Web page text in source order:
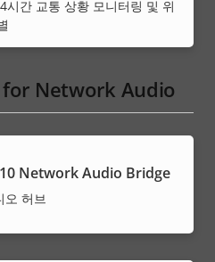
시간 교통 상황 모니터링 및 위
Network Audio
Network Audio Bridge
오 허브